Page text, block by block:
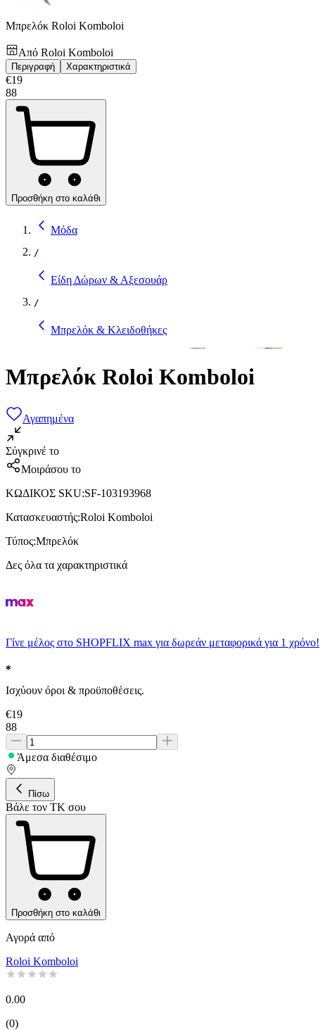
Μπρελόκ Roloi Komboloi
Από Roloi Komboloi
Περιγραφή Χαρακτηριστικά
€19
88
Προσθήκη στο καλάθι
Μόδα
/
Είδη Δώρων & Αξεσουάρ
/
Μπρελόκ & Κλειδοθήκες
Μπρελόκ Roloi Komboloi
Αγαπημένα
Σύγκρινέ το
Μοιράσου το
ΚΩΔΙΚΟΣ SKU:SF-103193968
Κατασκευαστής:Roloi Komboloi
Τύπος:Μπρελόκ
Δες όλα τα χαρακτηριστικά
Γίνε μέλος στο SHOPFLIX max για δωρεάν μεταφορικά για 1 χρόνο!
Ισχύουν όροι & προϋποθέσεις.
€19
88
Άμεσα διαθέσιμο
Πίσω
Βάλε τον ΤΚ σου
Προσθήκη στο καλάθι
Αγορά από
Roloi Komboloi
0.00
(0)